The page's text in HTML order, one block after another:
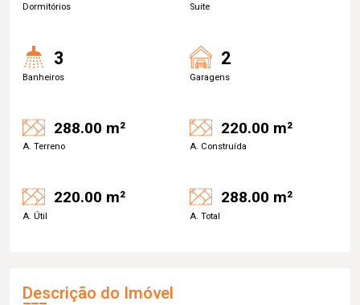
Dormitórios Suite
3
Banheiros
2
Garagens
288.00 m²
A. Terreno
220.00 m²
A. Construída
220.00 m²
A. Útil
288.00 m²
A. Total
Descrição do Imóvel